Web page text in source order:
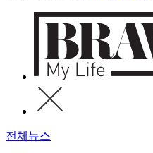
전체뉴스